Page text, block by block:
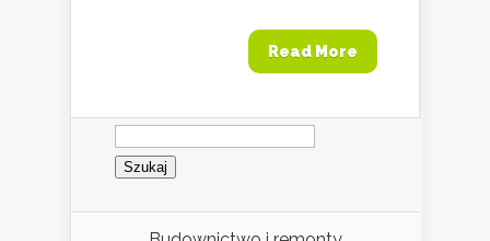
Read More
Szukaj: